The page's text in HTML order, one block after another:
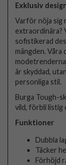
Exklusiv
Varför nöja sig
extraordinära?
sofistikerad
mängden.
är skyddad,
personliga stil.
Burga Tough-
vild, förbli listig
Funktioner
Dubbla
Täcker
Förhöjd